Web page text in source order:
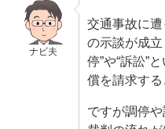
ナビ夫
交通事故に
の示談が成立
停”や“訴訟”
償を請求する
ですが調停や
打撲の体験談
骨折の体験談
後遺障害の体験談